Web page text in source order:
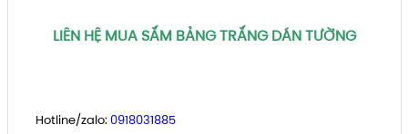
LIÊN HỆ MUA SẮM BẢNG TRẮNG DÁN TƯỜNG
Hotline/zalo: 0918031885